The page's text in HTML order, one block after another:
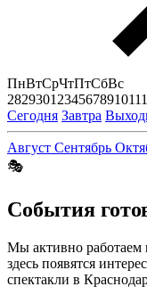
ПнВтСрЧтПтСбВс
2829301 234567891011
Сегодня Завтра
Август Сентябрь
🎭
События
Мы активно работаем
здесь появятся
спектакли в